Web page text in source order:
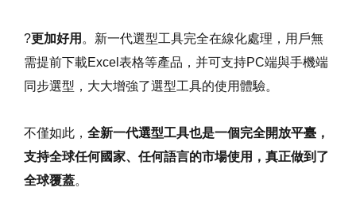
?更加好用 。新一代選型工具完全在線化處理，用戶無
需提前下載Excel表格等產品，并可支持PC端與手機端
同步選型，大大增強了選型工具的使用體驗。
不僅如此， 全新一代選型工具也是一個完全開放平臺，
支持全球任何國家、任何語言的市場使用，真正做到了
全球覆蓋。